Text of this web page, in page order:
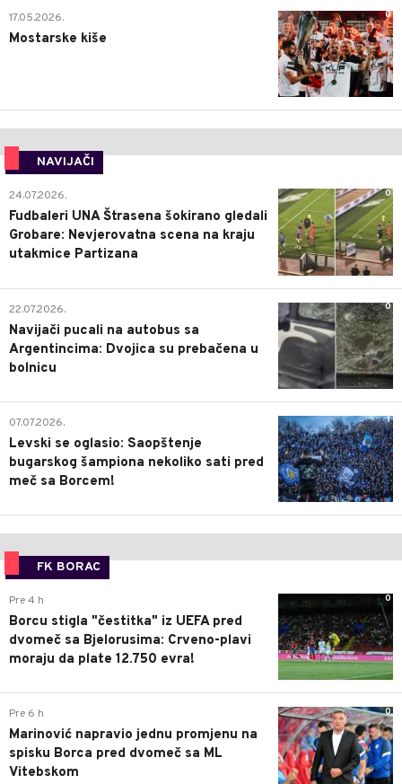
0
17.05.2026.
Mostarske kiše
NAVIJAČI
0
24.07.2026.
Fudbaleri UNA Štrasena šokirano gledali
Grobare: Nevjerovatna scena na kraju
utakmice Partizana
0
22.07.2026.
Navijači pucali na autobus sa
Argentincima: Dvojica su prebačena u
bolnicu
1
07.07.2026.
Levski se oglasio: Saopštenje
bugarskog šampiona nekoliko sati pred
meč sa Borcem!
FK BORAC
0
Pre 4 h
Borcu stigla "čestitka" iz UEFA pred
dvomeč sa Bjelorusima: Crveno-plavi
moraju da plate 12.750 evra!
0
Pre 6 h
Marinović napravio jednu promjenu na
spisku Borca pred dvomeč sa ML
Vitebskom